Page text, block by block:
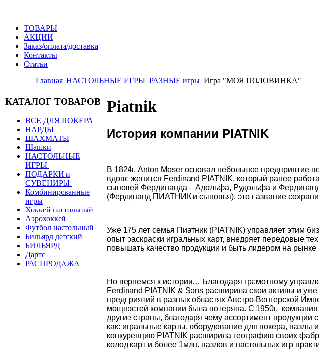
ТОВАРЫ
АКЦИИ
Заказ/оплата/доставка
Контакты
Статьи
Главная НАСТОЛЬНЫЕ ИГРЫ РАЗНЫЕ игры Игра "МОЯ ПОЛОВИНКА"
КАТАЛОГ ТОВАРОВ
ВСЕ ДЛЯ ПОКЕРА
НАРДЫ
ШАХМАТЫ
Шашки
НАСТОЛЬНЫЕ
ИГРЫ
ПОДАРКИ и
СУВЕНИРЫ
Комбинированные
игры
Хоккей настольный
Аэрохоккей
Футбол настольный
Бильярд детский
БИЛЬЯРД
Дартс
РАСПРОДАЖА
Piatnik
История компании PIATNIK
В 1824г. Anton Moser основал небольшое предприятие
вдове женится Ferdinand PIATNIK, который ранее
сыновей Фердинанда – Адольфа, Рудольфа и
(Фердинанд ПИАТНИК и сыновья), это название
Уже 175 лет семья Пиатник (PIATNIK) управляет этим
опыт раскраски игральных карт, внедряет передовые
повышать качество продукции и быть лидером на рынке
Но вернемся к истории… Благодаря грамотному
Ferdinand PIATNIK & Sons расширила свои активы и
предприятий в разных областях Австро-Венгерской
мощностей компании была потеряна. С 1950г. компания
другие страны, благодаря чему ассортимент продукции
как: игральные карты, оборудование для покера,
конкуренцию PIATNIK расширила географию своих
колод карт и более 1млн. пазлов и настольных игр